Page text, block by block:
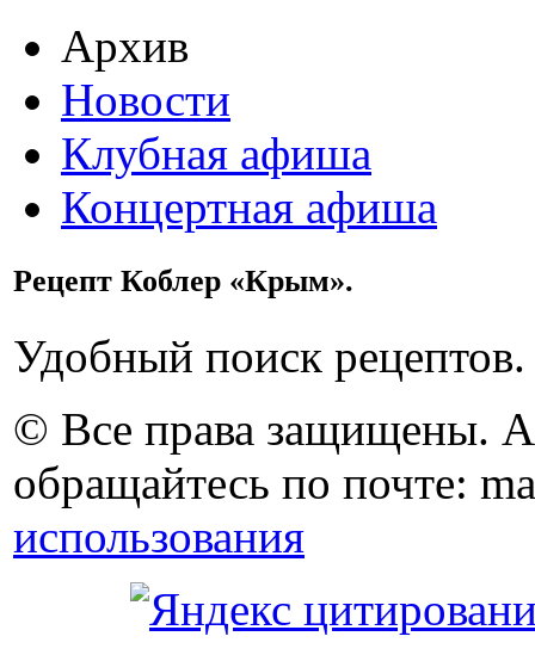
Архив
Новости
Клубная афиша
Концертная афиша
Рецепт Коблер «Крым».
Удобный поиск рецептов.
© Все права защищены.
обращайтесь по почте:
использования